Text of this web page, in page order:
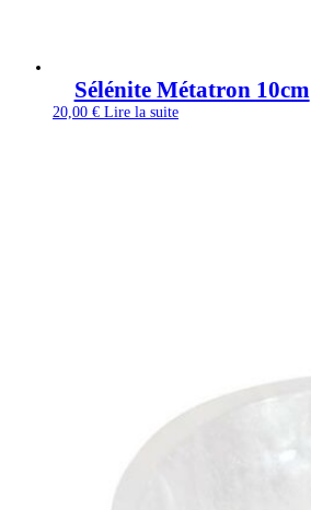
Sélénite Métatron 10cm
20,00 € Lire la suite